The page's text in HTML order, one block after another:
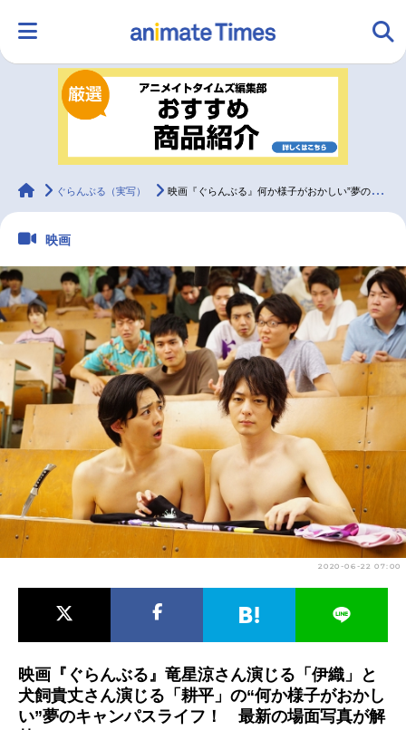
ランキング アニメ
ラジオ みんなの声
2.5次元 配信・Vtuber トレンド 無料マンガ
最新記事一覧
アニメ記事一覧 声優記事一覧
アニメ映画一覧 実写化映画一覧
今期アニメ曜日別一覧
春アニメ 夏アニメ
冬アニメ
animateTimes
ぐらんぶる（実写） 映画『ぐらんぶる』何か様子がおかしい”夢のキャンパスライフの場面写真が解禁
映画
2020-06-22 07:00
映画『ぐらんぶる』竜星涼さん演じる「伊織」と
犬飼貴丈さん演じる「耕平」の“何か様子がおかし
い”夢のキャンパスライフ！ 最新の場面写真が解